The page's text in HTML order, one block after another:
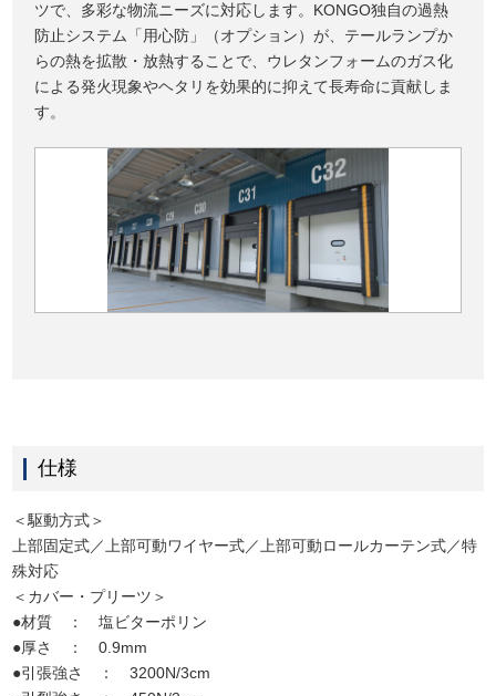
ツで、多彩な物流ニーズに対応します。KONGO独自の過熱
防止システム「用心防」（オプション）が、テールランプか
らの熱を拡散・放熱することで、ウレタンフォームのガス化
による発火現象やヘタリを効果的に抑えて長寿命に貢献しま
す。
仕様
＜駆動方式＞
上部固定式／上部可動ワイヤー式／上部可動ロールカーテン式／特
殊対応
＜カバー・プリーツ＞
●材質 ： 塩ビターポリン
●厚さ ： 0.9mm
●引張強さ ： 3200N/3cm